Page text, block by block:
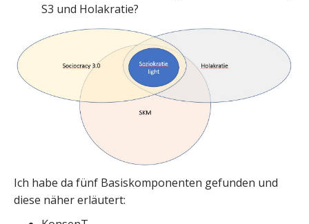
S3 und Holakratie?
Ich habe da fünf Basiskomponenten gefunden und
diese näher erläutert: